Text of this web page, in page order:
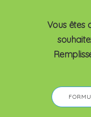
Vous êtes